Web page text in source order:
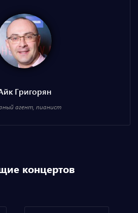
Григорян
агент, пианист
концертов